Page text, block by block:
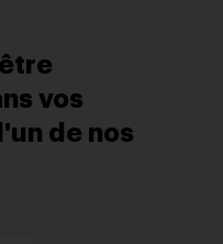
vos
de nos